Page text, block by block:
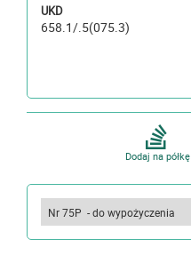
UKD
658.1/.5(075.3)
Dodaj na półkę
Nr 75P - do wypożyczenia